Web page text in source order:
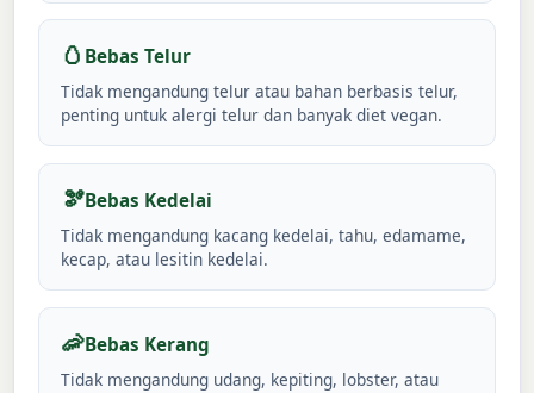
🥚 Bebas Telur
Tidak mengandung telur atau bahan berbasis telur,
penting untuk alergi telur dan banyak diet vegan.
🫘Bebas Kedelai
Tidak mengandung kacang kedelai, tahu, edamame,
kecap, atau lesitin kedelai.
🦐Bebas Kerang
Tidak mengandung udang, kepiting, lobster, atau